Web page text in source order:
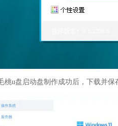
桃u盘启动盘制作成功后，下载并保